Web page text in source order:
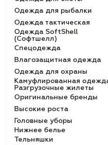
Одежда для рыбалки
Одежда тактическая
Одежда SoftShell
(Софтшелл)
Спецодежда
Влагозащитная одежда
Одежда для охраны
Камуфлированная
Разгрузочные жилеты
Оригинальные бренды
Высокие роста
Головные уборы
Нижнее белье
Тельняшки